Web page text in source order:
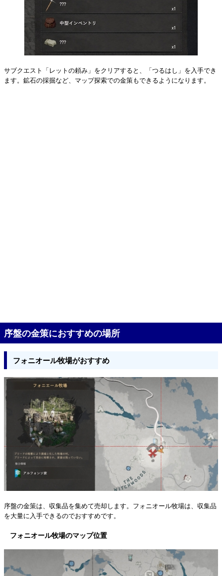
サブクエスト「レットの頼み」をクリアすると、「つるはし」を入手でき
ます。鉱石の採掘など、マップ探索での金策もできるようになります。
序盤の金策におすすめの場所
フォニオール牧場がおすすめ
序盤の金策は、収集品を集めて売却します。フォニオール牧場は、収集品
を大量に入手できるのでおすすめです。
フォニオール牧場のマップ位置